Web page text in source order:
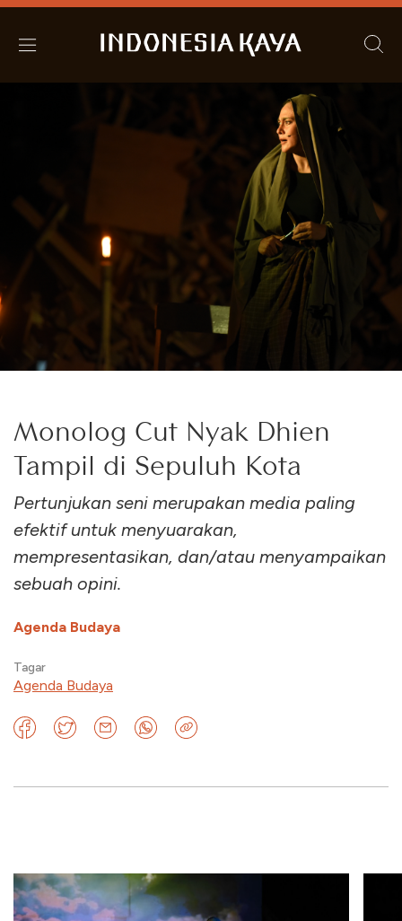
Monolog Cut Nyak Dhien
Tampil di Sepuluh Kota
Pertunjukan seni merupakan media paling
efektif untuk menyuarakan,
mempresentasikan, dan/atau menyampaikan
sebuah opini.
Agenda Budaya
Tagar
Agenda Budaya